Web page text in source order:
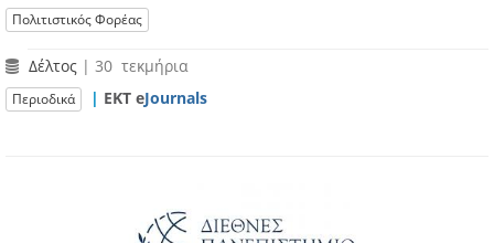
Πολιτιστικός Φορέας
Δέλτος | 30 τεκμήρια
Περιοδικά | ΕΚΤ eJournals